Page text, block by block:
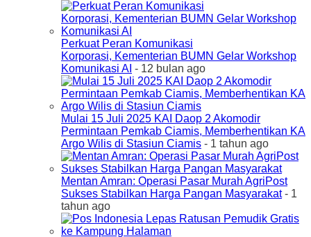
Perkuat Peran Komunikasi
Korporasi, Kementerian BUMN Gelar Workshop
Komunikasi AI - 12 bulan ago
Mulai 15 Juli 2025 KAI Daop 2 Akomodir
Permintaan Pemkab Ciamis, Memberhentikan KA
Argo Wilis di Stasiun Ciamis - 1 tahun ago
Mentan Amran: Operasi Pasar Murah AgriPost
Sukses Stabilkan Harga Pangan Masyarakat- 1
tahun ago